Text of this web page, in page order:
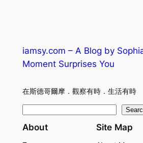
iamsy.com – A Blog by
Moment Surprises You
在斯德哥爾摩．觀察有時．生活有時
e
About Site Map